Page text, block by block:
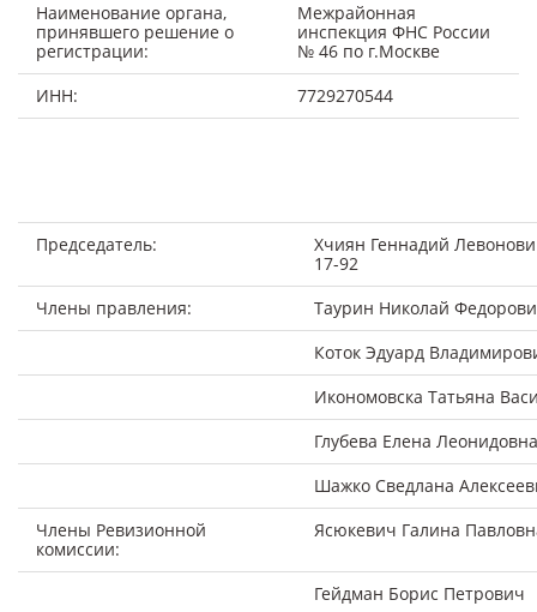
Наименование органа,
принявшего решение о
регистрации:
Межрайонная
инспекция ФНС России
№ 46 по г.Москве
ИНН:
7729270544
Председатель:
Хчиян Геннадий
17-92
Члены правления:
Таурин Николай
Коток Эдуард
Икономовска Татьяна
Глубева Елена Леонидовна
Шажко Сведлана
Члены Ревизионной
комиссии:
Ясюкевич Галина
Гейдман Борис Петрович